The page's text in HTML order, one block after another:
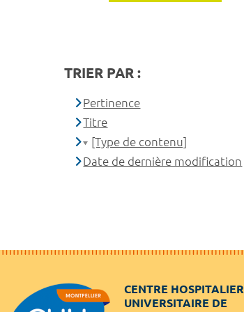
TRIER PAR :
Pertinence
Titre
[Type de contenu]
Date de dernière modification
CENTRE HOSPITALIER
UNIVERSITAIRE DE